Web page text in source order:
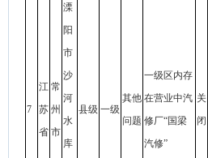
7
江
苏
省
常
州
市
溧
阳
市
沙
河
水
库
县级 一级
其他
问题
一级区内存
在营业中汽
修厂“国梁
汽修”
关
闭